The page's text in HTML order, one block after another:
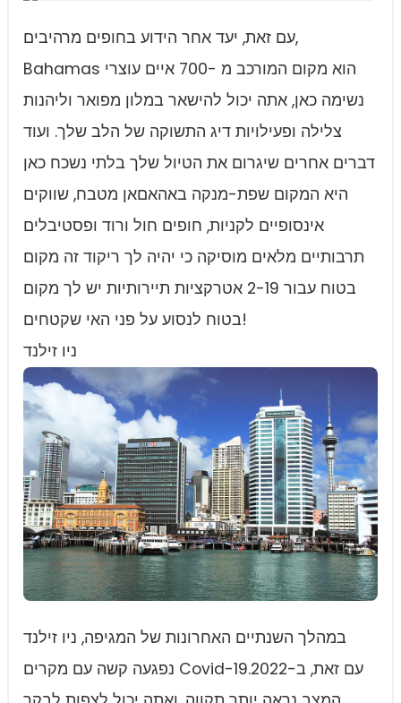
עם זאת, יעד אחר הידוע בחופים מרהיבים,
Bahamas הוא מקום המורכב מ -700 איים עוצרי
נשימה כאן, אתה יכול להישאר במלון מפואר וליהנות
צלילה ופעילויות דיג התשוקה של הלב שלך. ועוד
דברים אחרים שיגרום את הטיול שלך בלתי נשכח כאן
היא המקום שפת-מנקה באהאםאן מטבח, שווקים
אינסופיים לקניות, חופים חול ורוד ופסטיבלים
תרבותיים מלאים מוסיקה כי יהיה לך ריקוד זה מקום
בטוח עבור 2-19 אטרקציות תיירותיות יש לך מקום
בטוח לנסוע על פני האי שקטחים!
ניו זילנד
במהלך השנתיים האחרונות של המגיפה, ניו זילנד
נפגעה קשה עם מקרים Covid-19.עם זאת, ב-2022